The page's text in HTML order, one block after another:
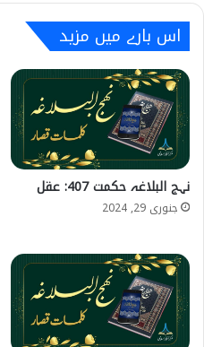
اس بارے میں مزید
نہج البلاغہ حکمت 407: عقل
جنوری 29, 2024